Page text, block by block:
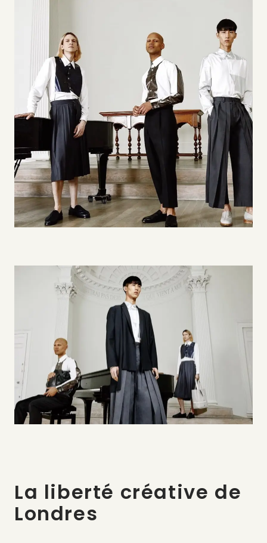
La liberté créative de
Londres